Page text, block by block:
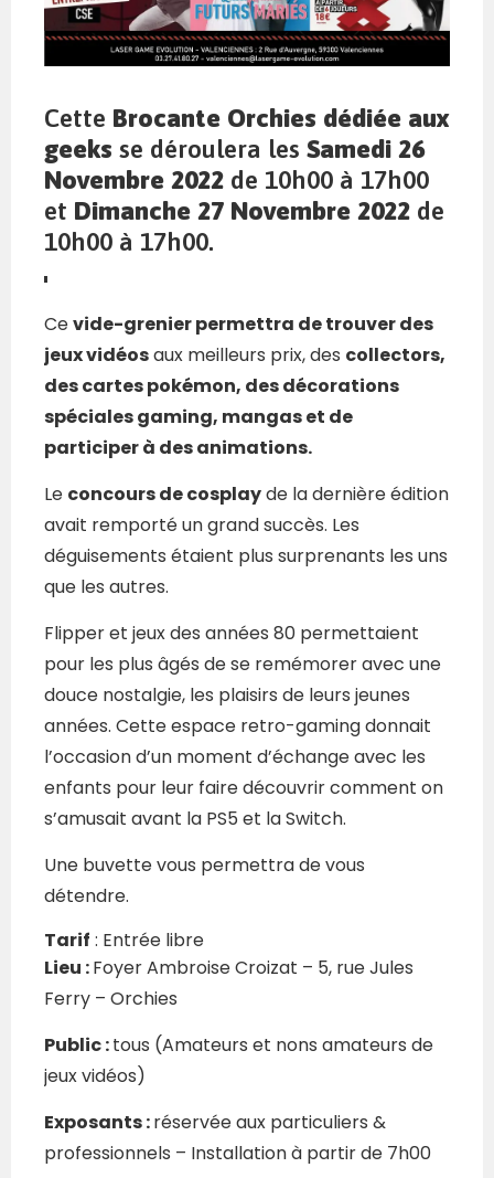
Cette Brocante Orchies dédiée aux
geeks se déroulera les Samedi 26
Novembre 2022 de 10h00 à 17h00
et Dimanche 27 Novembre 2022 de
10h00 à 17h00.
Cevide-grenier permettra de trouver des
jeux vidéosaux meilleurs prix, des collectors,
des cartes pokémon, des décorations
spéciales gaming, mangas et de
participer à des animations.
Le concours de cosplayde la dernière édition
avait remporté un grand succès. Les
déguisements étaient plus surprenants les uns
que les autres.
Flipper et jeux des années 80 permettaient
pour les plus âgés de se remémorer avec une
douce nostalgie, les plaisirs de leurs jeunes
années. Cette espace retro-gaming donnait
l’occasion d’un moment d’échange avec les
enfants pour leur faire découvrir comment on
s’amusait avant la PS5 et la Switch.
Une buvette vous permettra de vous
détendre.
Tarif : Entrée libre
Lieu :Foyer Ambroise Croizat – 5, rue Jules
Ferry – Orchies
Public :tous (Amateurs et nons amateurs de
jeux vidéos)
Exposants :réservée aux particuliers &
professionnels – Installationà partir de 7h00